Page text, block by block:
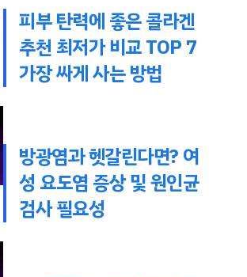
피부 탄력에 좋은 콜라겐
추천 최저가 비교 TOP 7
가장 싸게 사는 방법
방광염과 헷갈린다면? 여
성 요도염 증상 및 원인균
검사 필요성